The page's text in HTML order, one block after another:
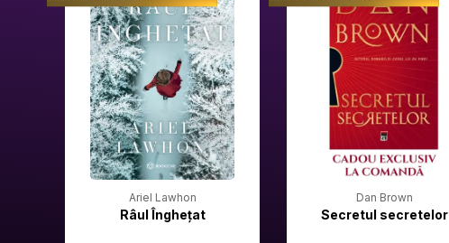
Ariel Lawhon
Râul Înghețat
Dan Brown
Secretul secretelor